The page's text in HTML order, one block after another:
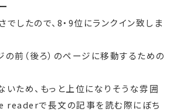
したので、8・9位にランクイン致しま
前（後ろ）のページに移動するための
いため、もっと上位になりそうな雰囲
readerで長文の記事を読む際にぼち